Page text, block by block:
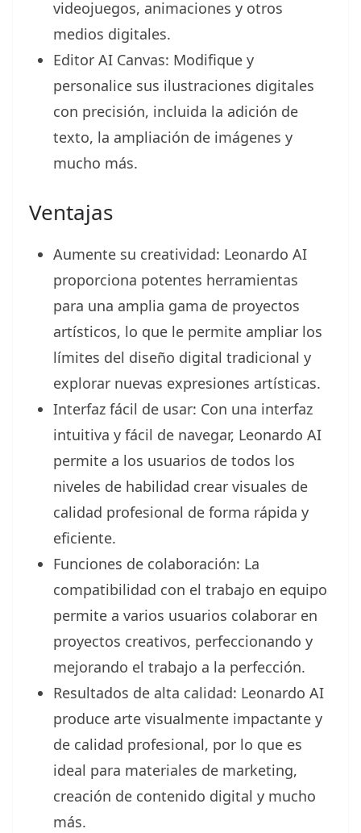
videojuegos, animaciones y otros
medios digitales.
Editor AI Canvas: Modifique y
personalice sus ilustraciones digitales
con precisión, incluida la adición de
texto, la ampliación de imágenes y
mucho más.
Ventajas
Aumente su creatividad: Leonardo AI
proporciona potentes herramientas
para una amplia gama de proyectos
artísticos, lo que le permite ampliar los
límites del diseño digital tradicional y
explorar nuevas expresiones artísticas.
Interfaz fácil de usar: Con una interfaz
intuitiva y fácil de navegar, Leonardo AI
permite a los usuarios de todos los
niveles de habilidad crear visuales de
calidad profesional de forma rápida y
eficiente.
Funciones de colaboración: La
compatibilidad con el trabajo en equipo
permite a varios usuarios colaborar en
proyectos creativos, perfeccionando y
mejorando el trabajo a la perfección.
Resultados de alta calidad: Leonardo AI
produce arte visualmente impactante y
de calidad profesional, por lo que es
ideal para materiales de marketing,
creación de contenido digital y mucho
más.